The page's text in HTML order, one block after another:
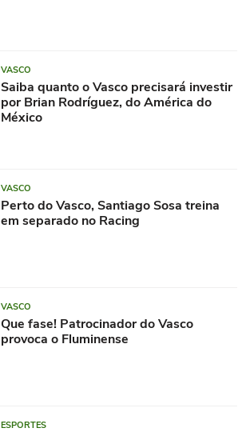
VASCO
Saiba quanto o Vasco precisará investir
por Brian Rodríguez, do América do
México
VASCO
Perto do Vasco, Santiago Sosa treina
em separado no Racing
VASCO
Que fase! Patrocinador do Vasco
provoca o Fluminense
ESPORTES